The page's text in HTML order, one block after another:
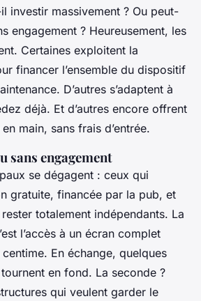
investir massivement ? Ou peut-
engagement ? Heureusement, les
Certaines exploitent la
financer l’ensemble du dispositif
D’autres s’adaptent à
déjà. Et d’autres encore offrent
main, sans frais d’entrée.
sans engagement
se dégagent : ceux qui
gratuite, financée par la pub, et
totalement indépendants. La
l’accès à un écran complet
En échange, quelques
en fond. La seconde ?
qui veulent garder le